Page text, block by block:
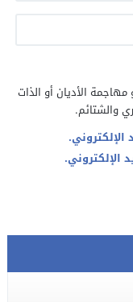
الأديان أو الذات
والشتائم.
الإلكتروني.
الإلكتروني.